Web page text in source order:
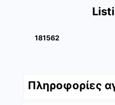
181562
Πληροφορίες